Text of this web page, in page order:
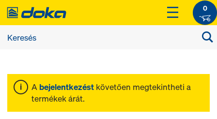
0
A bejelentkezést követően megtekintheti a
termékek árát.